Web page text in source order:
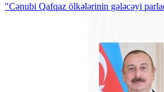
"Cənubi Qafqaz ölkələrinin gələcəyi